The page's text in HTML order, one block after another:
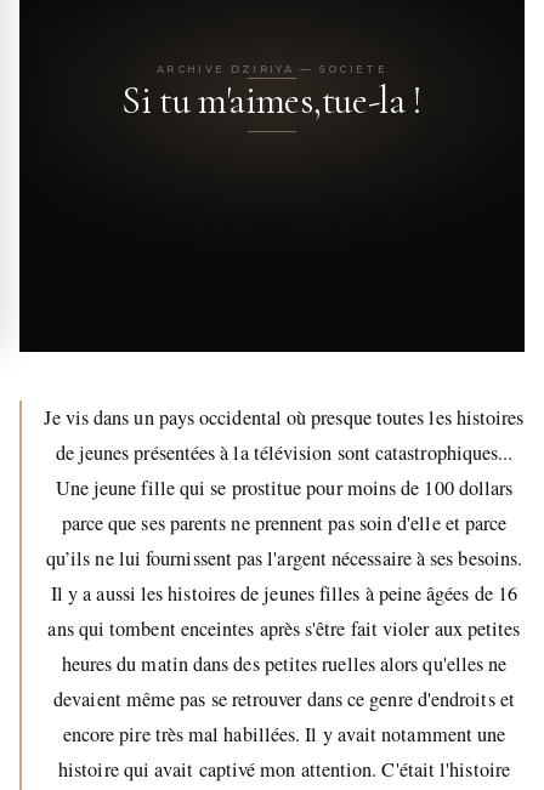
ARCHIVE DZIRIYA — SOCIETE
Si tu m'aimes,tue-la !
Je vis dans un pays occidental où presque toutes les histoires
de jeunes présentées à la télévision sont catastrophiques...
Une jeune fille qui se prostitue pour moins de 100 dollars
parce que ses parents ne prennent pas soin d'elle et parce
qu’ils ne lui fournissent pas l'argent nécessaire à ses besoins.
Il y a aussi les histoires de jeunes filles à peine âgées de 16
ans qui tombent enceintes après s'être fait violer aux petites
heures du matin dans des petites ruelles alors qu'elles ne
devaient même pas se retrouver dans ce genre d'endroits et
encore pire très mal habillées. Il y avait notamment une
histoire qui avait captivé mon attention. C'était l'histoire